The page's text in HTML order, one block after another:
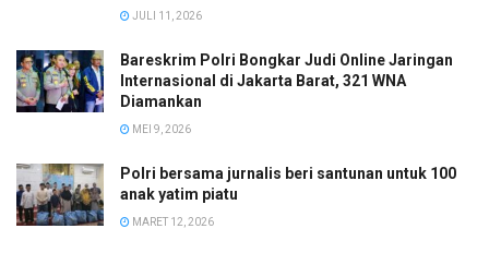
JULI 11, 2026
Bareskrim Polri Bongkar Judi Online Jaringan
Internasional di Jakarta Barat, 321 WNA
Diamankan
MEI 9, 2026
Polri bersama jurnalis beri santunan untuk 100
anak yatim piatu
MARET 12, 2026